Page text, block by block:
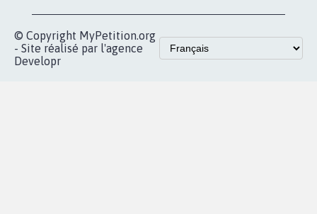
© Copyright MyPetition.org
- Site réalisé par l'agence
Developr